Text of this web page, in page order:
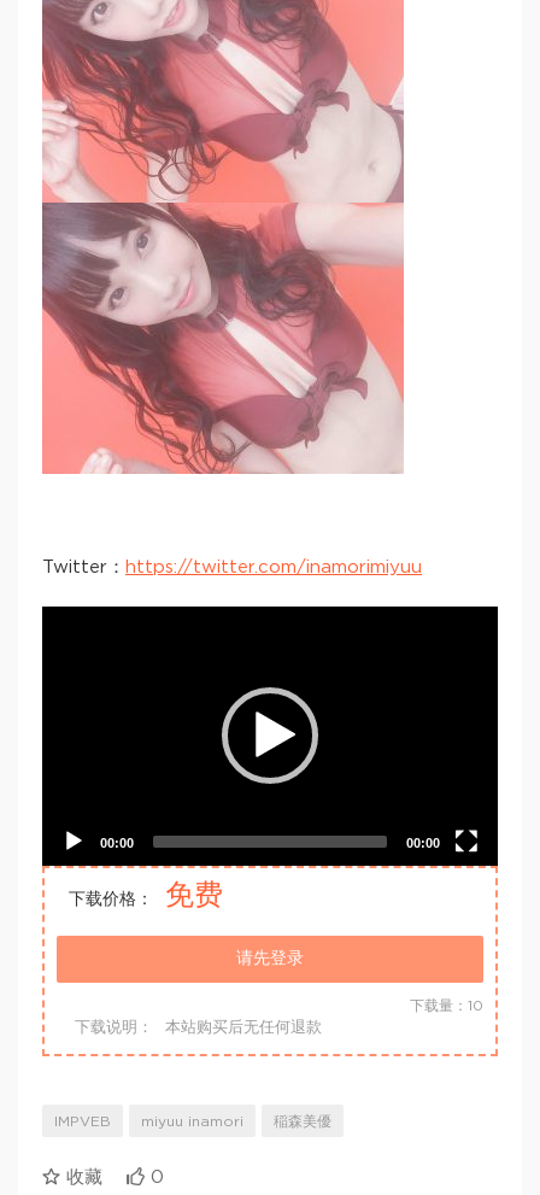
Twitter： https://twitter.com/inamorimiyuu
00:00 00:00
下载价格： 免费
请先登录
下载量：10
下载说明： 本站购买后无任何退款
IMPVEB miyuu inamori 稲森美優
收藏 0